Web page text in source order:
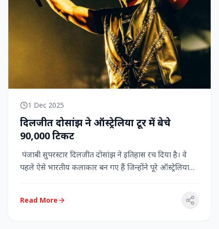
1 Dec 2025
दिलजीत दोसांझ ने ऑस्ट्रेलिया टूर में बेचे
90,000 टिकट
पंजाबी सुपरस्टार दिलजीत दोसांझ ने इतिहास रच दिया है। वे
पहले ऐसे भारतीय कलाकार बन गए हैं जिन्होंने पूरे ऑस्ट्रेलिया
Read More